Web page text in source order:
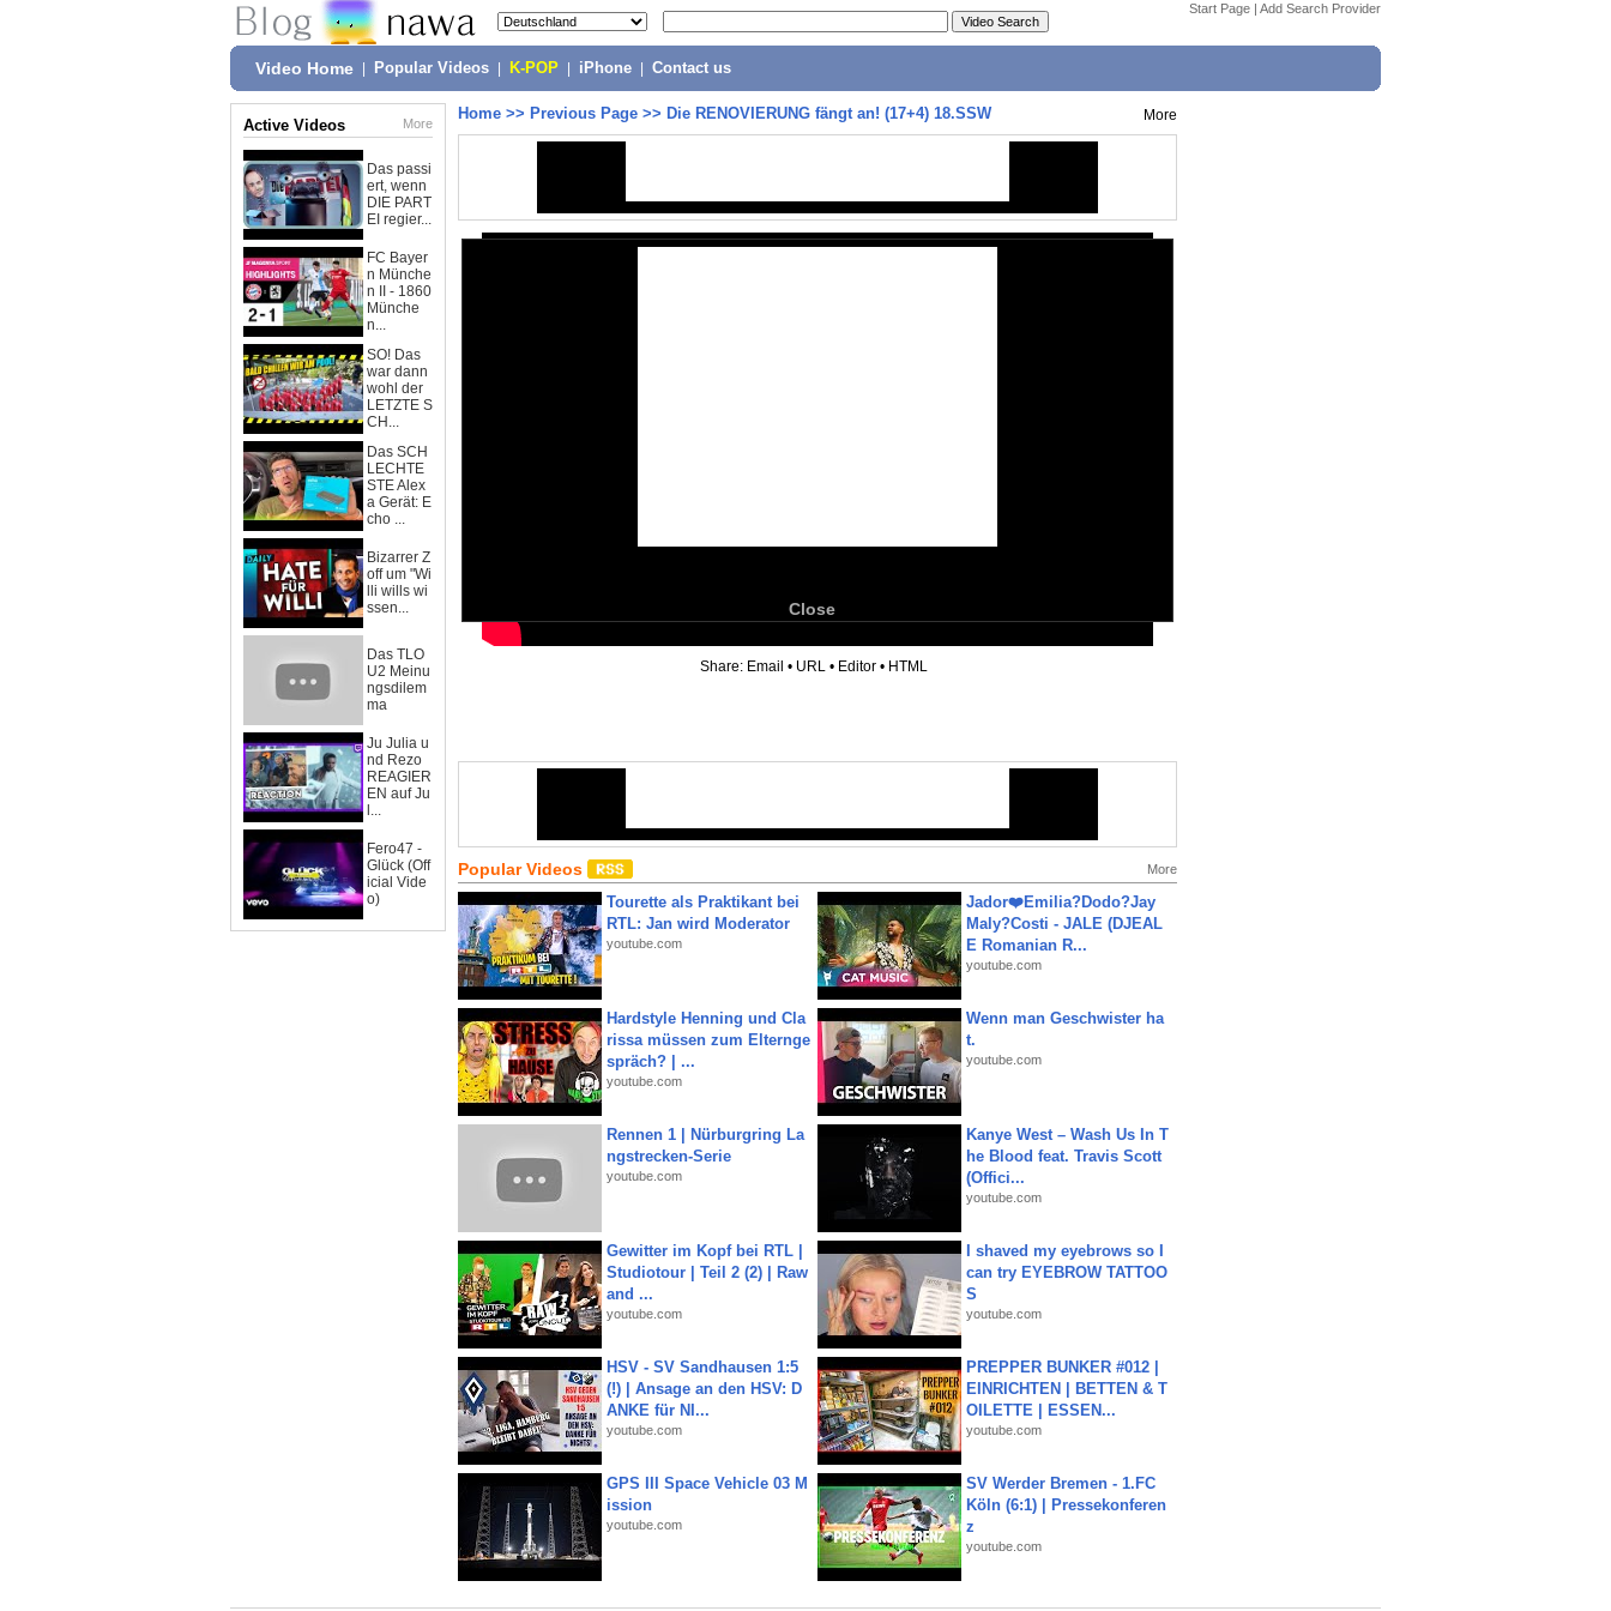
Start Page | Add Search Provider
Video Home Popular Videos K-POP iPhone Contact us
Active Videos More
Das passi
ert, wenn
DIE PART
EI regier...
FC Bayer
n Münche
n II - 1860
Münche
n...
SO! Das
war dann
wohl der
LETZTE S
CH...
Das SCH
LECHTE
STE Alex
a Gerät: E
cho ...
Bizarrer Z
off um "Wi
lli wills wi
ssen...
Das TLO
U2 Meinu
ngsdilem
ma
Ju Julia u
nd Rezo
REAGIER
EN auf Ju
l...
Fero47 -
Glück (Off
icial Vide
o)
Home >> Previous Page >> Die RENOVIERUNG fängt an! (17+4) 18.SSW More
Close
Share: Email • URL • Editor • HTML
Popular Videos More
Tourette als Praktikant bei
RTL: Jan wird Moderator
youtube.com
Jador❤️Emilia?Dodo?Jay
Maly?Costi - JALE (DJEAL
E Romanian R...
youtube.com
Hardstyle Henning und Cla
rissa müssen zum Elternge
spräch? | ...
youtube.com
Wenn man Geschwister ha
t.
youtube.com
Rennen 1 | Nürburgring La
ngstrecken-Serie
youtube.com
Kanye West – Wash Us In T
he Blood feat. Travis Scott
(Offici...
youtube.com
Gewitter im Kopf bei RTL |
Studiotour | Teil 2 (2) | Raw
and ...
youtube.com
I shaved my eyebrows so I
can try EYEBROW TATTOO
S
youtube.com
HSV - SV Sandhausen 1:5
(!) | Ansage an den HSV: D
ANKE für NI...
youtube.com
PREPPER BUNKER #012 |
EINRICHTEN | BETTEN & T
OILETTE | ESSEN...
youtube.com
GPS III Space Vehicle 03 M
ission
youtube.com
SV Werder Bremen - 1.FC
Köln (6:1) | Pressekonferen
z
youtube.com